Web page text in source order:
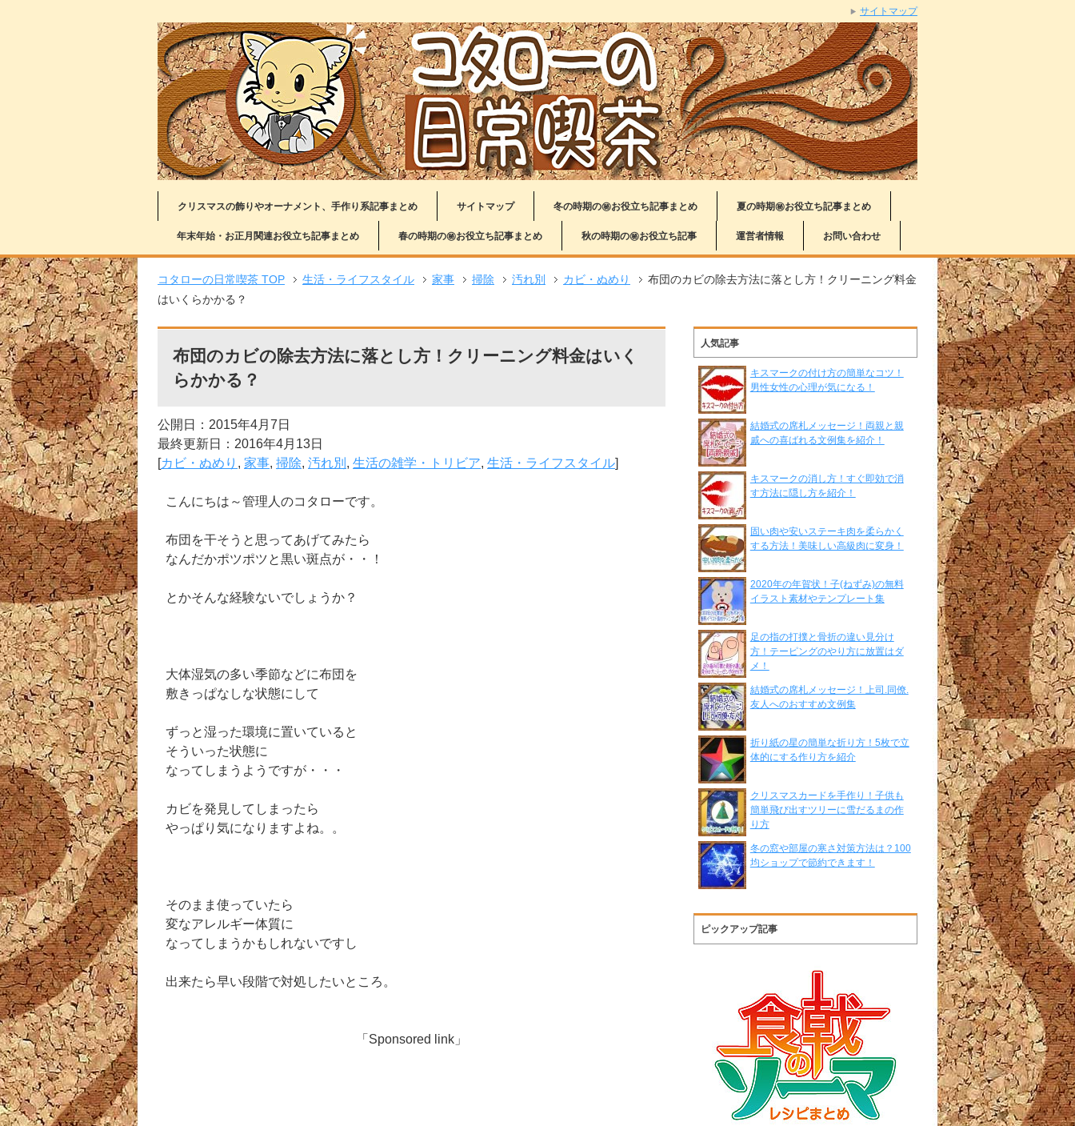
クリスマスの飾りやオーナメント、手作り系記事まとめ サイトマップ 冬の時期の㊙お役立ち記事まとめ 夏の時期㊙お役立ち記事まとめ
年末年始・お正月関連お役立ち記事まとめ 春の時期の㊙お役立ち記事まとめ 秋の時期の㊙お役立ち記事 運営者情報 お問い合わせ
コタローの日常喫茶 TOP 生活・ライフスタイル 家事 掃除 汚れ別 カビ・ぬめり
布団のカビの除去方法に落とし方！クリーニング料金
はいくらかかる？
布団のカビの除去方法に落とし方！クリーニング料金はいく
らかかる？
公開日：2015年4月7日
最終更新日：2016年4月13日
[カビ・ぬめり , 家事, 掃除, 汚れ別 , 生活の雑学・トリビア, 生活・ライフスタイル]
こんにちは～管理人のコタローです。
布団を干そうと思ってあげてみたら
なんだかポツポツと黒い斑点が・・！
とかそんな経験ないでしょうか？
大体湿気の多い季節などに布団を
敷きっぱなしな状態にして
ずっと湿った環境に置いていると
そういった状態に
なってしまうようですが・・・
カビを発見してしまったら
やっぱり気になりますよね。。
そのまま使っていたら
変なアレルギー体質に
なってしまうかもしれないですし
出来たら早い段階で対処したいところ。
「Sponsored link」
人気記事
キスマークの付け方の簡単なコツ！
男性女性の心理が気になる！
結婚式の席札メッセージ！両親と親
戚への喜ばれる文例集を紹介！
キスマークの消し方！すぐ即効で消
す方法に隠し方を紹介！
固い肉や安いステーキ肉を柔らかく
する方法！美味しい高級肉に変身！
2020年の年賀状！子(ねずみ)の無料
イラスト素材やテンプレート集
足の指の打撲と骨折の違い見分け
方！テーピングのやり方に放置はダ
メ！
結婚式の席札メッセージ！上司.同僚.
友人へのおすすめ文例集
折り紙の星の簡単な折り方！5枚で立
体的にする作り方を紹介
クリスマスカードを手作り！子供も
簡単飛び出すツリーに雪だるまの作
り方
冬の窓や部屋の寒さ対策方法は？100
均ショップで節約できます！
ピックアップ記事
サイトマップ